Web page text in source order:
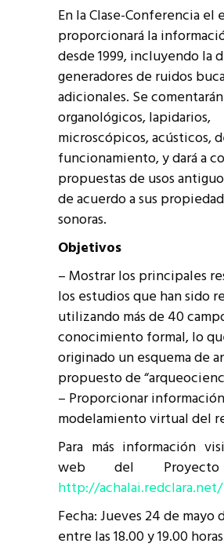
En la Clase-Conferencia el
proporcionará la
desde 1999, incluyendo la
generadores de ruidos
adicionales. Se
organológicos, lapidarios,
microscópicos, acústicos,
funcionamiento, y dará a
propuestas de usos
de acuerdo a sus
sonoras.
Objetivos
– Mostrar los principales
los estudios que han sido
utilizando más de 40
conocimiento formal, lo
originado un esquema de
propuesto de
– Proporcionar
modelamiento virtual del
Para más información
web del Proyecto
http://achalai.redclara.net/
Fecha: Jueves 24 de mayo
entre las 18.00 y 19.00